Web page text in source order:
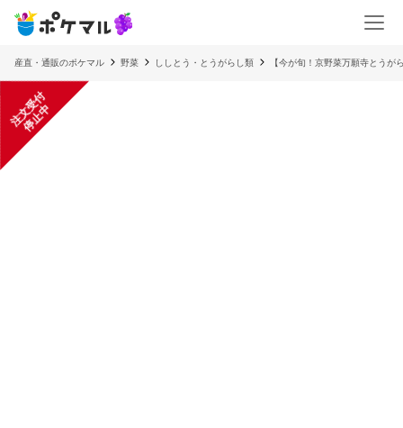
産直・通販のポケマル 野菜 ししとう・とうがらし類 【今が旬！京野菜万願寺とうが
注
文
受
付
停
止
中